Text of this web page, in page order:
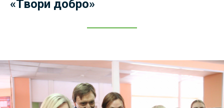
«Твори добро»